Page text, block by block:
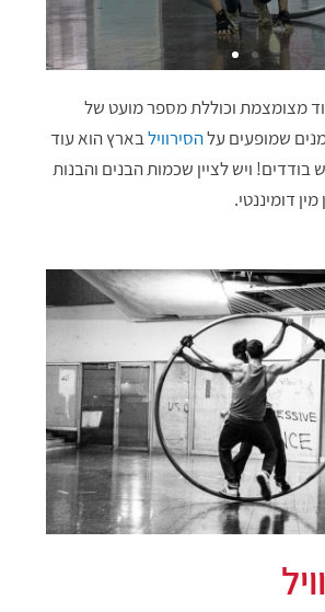
מצומצמת וכוללת מספר מועט של
שמופעים עלהסירווילבארץ הוא עוד
ויש לציין שכמות הבנים והבנות
דומיננטי.